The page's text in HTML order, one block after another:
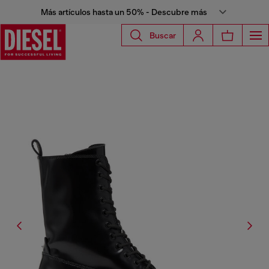
Más artículos hasta un 50% - Descubre más
Buscar